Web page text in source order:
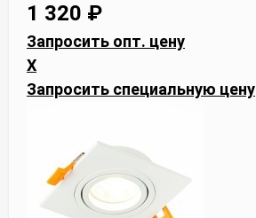
1 320 ₽
Запросить опт. цену
X
Запросить специальную цену